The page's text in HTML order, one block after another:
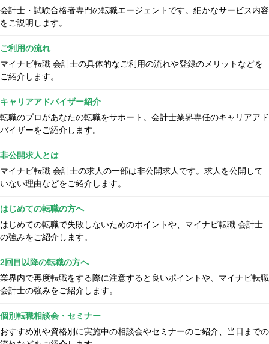
会計士・試験合格者専門の転職エージェントです。細かなサービス内容
をご説明します。
ご利用の流れ
マイナビ転職 会計士の具体的なご利用の流れや登録のメリットなどを
ご紹介します。
キャリアアドバイザー紹介
転職のプロがあなたの転職をサポート。会計士業界専任のキャリアアド
バイザーをご紹介します。
非公開求人とは
マイナビ転職 会計士の求人の一部は非公開求人です。求人を公開して
いない理由などをご紹介します。
はじめての転職の方へ
はじめての転職で失敗しないためのポイントや、マイナビ転職 会計士
の強みをご紹介します。
2回目以降の転職の方へ
業界内で再度転職をする際に注意すると良いポイントや、マイナビ転職
会計士の強みをご紹介します。
個別転職相談会・セミナー
おすすめ別や資格別に実施中の相談会やセミナーのご紹介、当日までの